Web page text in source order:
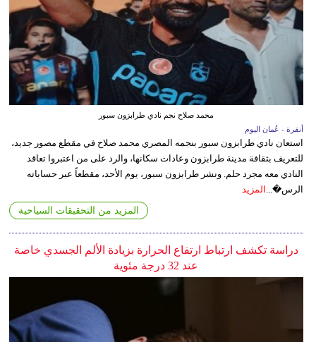
محمد صلاح نجم نادي طرابزون سبور
أنقرة - عُمان اليوم
استعان نادي طرابزون سبور بنجمه المصري محمد صلاح في مقطع مصور جديد،
للتعريف بثقافة مدينة طرابزون وعادات سكانها، والرد على من اعتبروا تعاقد
النادي معه مجرد حلم. ونشر طرابزون سبور، يوم الأحد، مقطعاً عبر حساباته
الرس�... المزيد
المزيد من التحقيقات السياحية
دراسة تكشف ارتباط ارتفاع الحرارة بزيادة الألم الجسدي خاصة
عند 32 درجة مئوية